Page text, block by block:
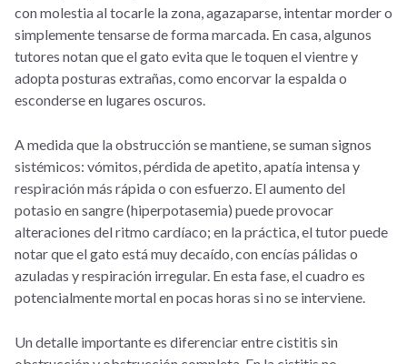
con molestia al tocarle la zona, agazaparse, intentar morder o
simplemente tensarse de forma marcada. En casa, algunos
tutores notan que el gato evita que le toquen el vientre y
adopta posturas extrañas, como encorvar la espalda o
esconderse en lugares oscuros.
A medida que la obstrucción se mantiene, se suman signos
sistémicos: vómitos, pérdida de apetito, apatía intensa y
respiración más rápida o con esfuerzo. El aumento del
potasio en sangre (hiperpotasemia) puede provocar
alteraciones del ritmo cardíaco; en la práctica, el tutor puede
notar que el gato está muy decaído, con encías pálidas o
azuladas y respiración irregular. En esta fase, el cuadro es
potencialmente mortal en pocas horas si no se interviene.
Un detalle importante es diferenciar entre cistitis sin